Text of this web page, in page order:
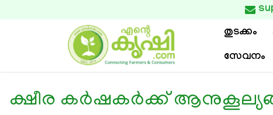

തുടക്കം
സേവനം
ക്ഷീര കർഷകർക്ക്